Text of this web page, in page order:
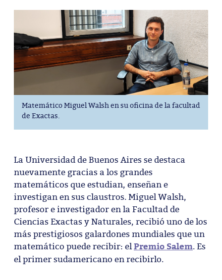
Matemático Miguel Walsh en su oficina de la facultad
de Exactas.
La Universidad de Buenos Aires se destaca
nuevamente gracias a los grandes
matemáticos que estudian, enseñan e
investigan en sus claustros. Miguel Walsh,
profesor e investigador en la Facultad de
Ciencias Exactas y Naturales, recibió uno de los
más prestigiosos galardones mundiales que un
matemático puede recibir: elPremio Salem. Es
el primer sudamericano en recibirlo.